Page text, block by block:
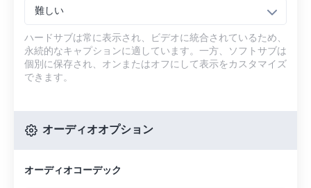
難しい
ハードサブは常に表示され、ビデオに統合されているため、
永続的なキャプションに適しています。一方、ソフトサブは
個別に保存され、オンまたはオフにして表示をカスタマイズ
できます。
オーディオオプション
オーディオコーデック